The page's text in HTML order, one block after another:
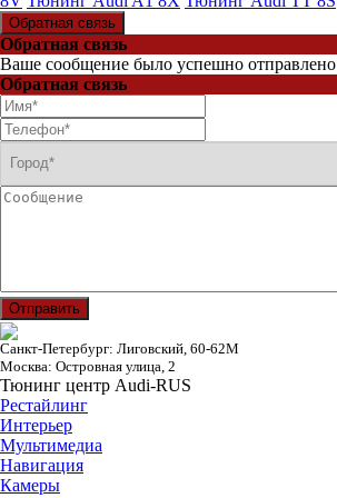
Обратная связь
Обратная связь
Ваше сообщение было успешно отправлено
Обратная связь
Отправить
Санкт-Петербург: Лиговский, 60-62М
Москва: Островная улица, 2
Тюнинг центр Audi-RUS
Рестайлинг
Интерьер
Мультимедиа
Навигация
Камеры